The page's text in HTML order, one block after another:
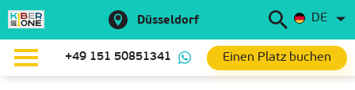
Düsseldorf DE
+49 151 50851341 Einen Platz buchen